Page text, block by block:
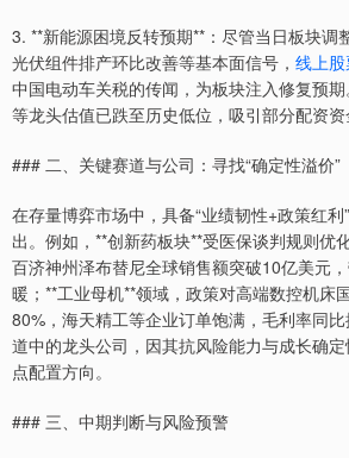
3. **新能源困境反转预期**：尽管当日板块调
光伏组件排产环比改善等基本面信号， 线上
中国电动车关税的传闻，为板块注入修复预
等龙头估值已跌至历史低位，吸引部分配资资
### 二、关键赛道与公司：寻找“确定性溢价”
在存量博弈市场中，具备“业绩韧性+政策红
出。例如，**创新药板块**受医保谈判规则优
百济神州泽布替尼全球销售额突破10亿美元
暖；**工业母机**领域，政策对高端数控机床
80%，海天精工等企业订单饱满，毛利率同
道中的龙头公司，因其抗风险能力与成长确
点配置方向。
### 三、中期判断与风险预警